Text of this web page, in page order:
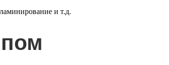
ламинирование и т.д.